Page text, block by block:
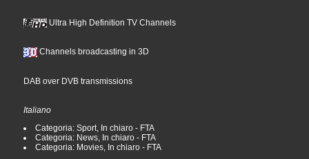
Ultra High Definition TV Channels
Channels broadcasting in 3D
DAB over DVB transmissions
Italiano
Categoria: Sport, In chiaro - FTA
Categoria: News, In chiaro - FTA
Categoria: Movies, In chiaro - FTA